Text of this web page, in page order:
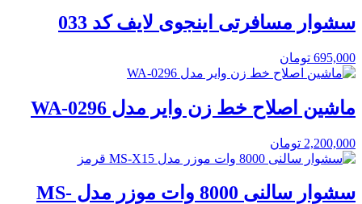
سشوار مسافرتی اینجوی لایف کد 033
695,000 تومان
ماشین اصلاح خط زن وایر مدل WA-0296
2,200,000 تومان
سشوار سالنی 8000 وات موزر مدل MS-